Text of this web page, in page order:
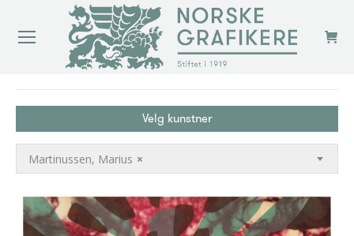
Velg kunstner
×
Martinussen, Marius